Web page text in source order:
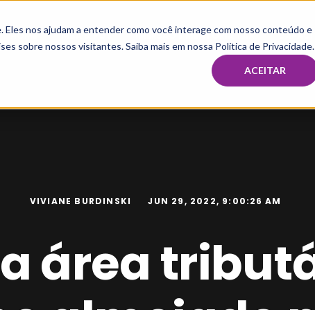
nos ajudam a entender como você interage com nosso conteúdo e
sobre nossos visitantes. Saiba mais em nossa Política de Privacidade.
ACEITAR
HOME MBA & PÓS IMERSÃO E MENTORIA TAX
VIVIANE BURDINSKI JUN 29, 2022, 9:00:26 AM
a área